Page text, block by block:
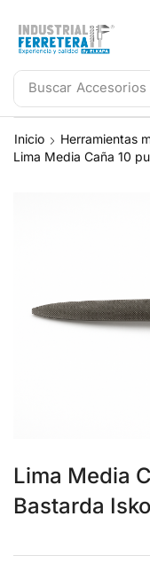
Buscar Accesorios
Inicio
Herramientas
Lima Media Caña 10
Lima Media
Bastarda Isko